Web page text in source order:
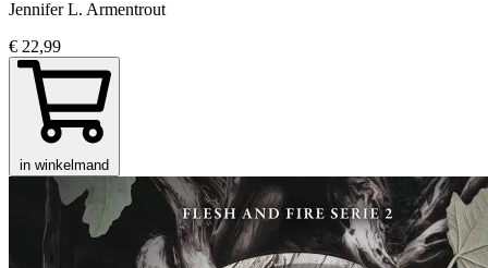
Jennifer L. Armentrout
€ 22,99
in winkelmand